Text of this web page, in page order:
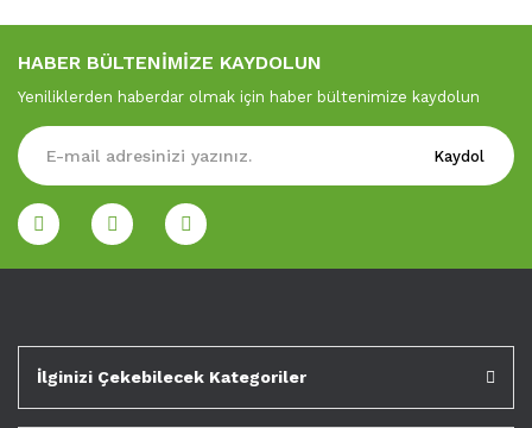
HABER BÜLTENİMİZE KAYDOLUN
Yeniliklerden haberdar olmak için haber bültenimize kaydolun
Kaydol
İlginizi Çekebilecek Kategoriler